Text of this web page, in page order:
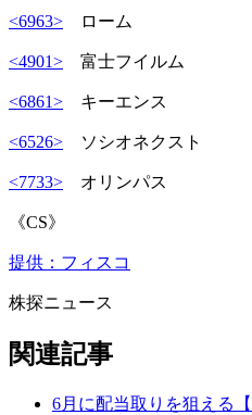
<6963> ローム
<4901> 富士フイルム
<6861> キーエンス
<6526> ソシオネクスト
<7733> オリンパス
《CS》
提供：フィスコ
株探ニュース
関連記事
6月に配当取りを狙える